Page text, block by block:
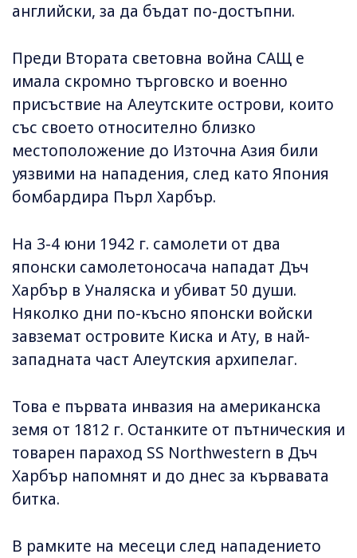
английски, за да бъдат по-достъпни.
Преди Втората световна война САЩ е
имала скромно търговско и военно
присъствие на Алеутските острови, които
със своето относително близко
местоположение до Източна Азия били
уязвими на нападения, след като Япония
бомбардира Пърл Харбър.
На 3-4 юни 1942 г. самолети от два
японски самолетоносача нападат Дъч
Харбър в Уналяска и убиват 50 души.
Няколко дни по-късно японски войски
завземат островите Киска и Ату, в най-
западната част Алеутския архипелаг.
Това е първата инвазия на американска
земя от 1812 г. Останките от пътническия и
товарен параход SS Northwestern в Дъч
Харбър напомнят и до днес за кървавата
битка.
В рамките на месеци след нападението